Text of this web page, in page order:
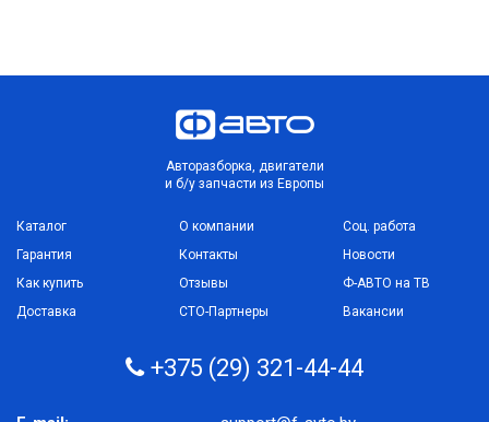
Авторазборка, двигатели
и б/у запчасти из Европы
Каталог
Гарантия
Как купить
Доставка
О компании
Контакты
Отзывы
СТО-Партнеры
Соц. работа
Новости
Ф-АВТО на ТВ
Вакансии
+375 (29) 321-44-44